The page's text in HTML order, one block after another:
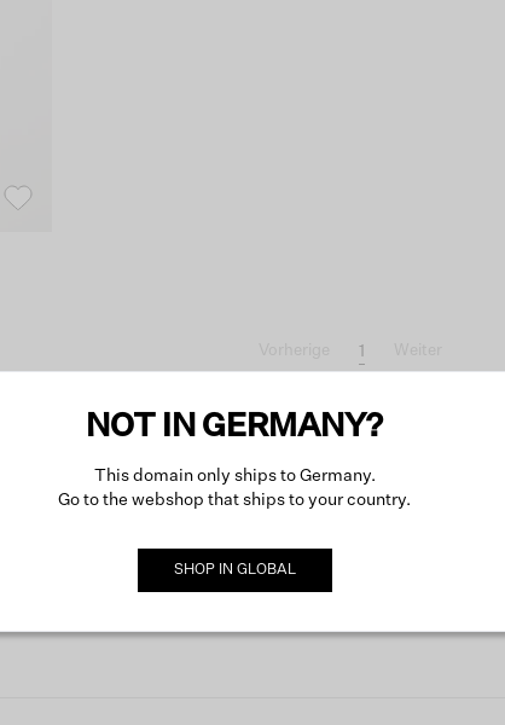
1
MELDE DICH JETZT FÜR UNSEREN NEWSLETTER AN
NOT IN GERMANY?
This domain only ships to Germany.
Go to the webshop that ships to your country.
SHOP IN GLOBAL